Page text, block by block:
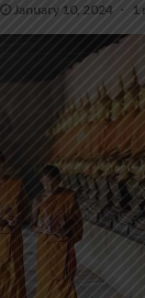
January 10, 2024 1